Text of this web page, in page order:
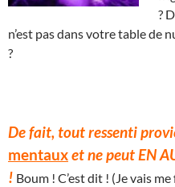
?
n’est pas dans votre table de
?
De fait, tout ressenti
mentauxet ne peut EN
! Boum ! C’est dit ! (Je vais